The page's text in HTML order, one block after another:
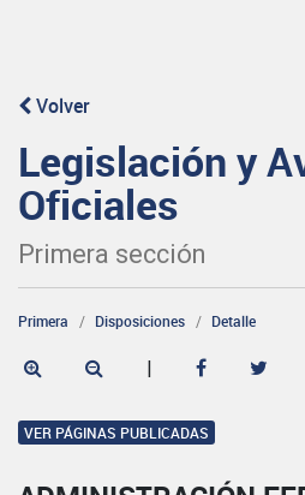
Volver
Legislación y
Oficiales
Primera sección
Primera Disposiciones Detalle
|
VER PÁGINAS PUBLICADAS